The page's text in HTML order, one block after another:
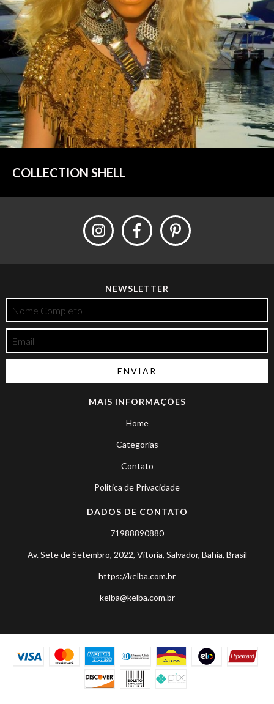
COLLECTION SHELL
NEWSLETTER
MAIS INFORMAÇÕES
Home
Categorias
Contato
Politica de Privacidade
DADOS DE CONTATO
71988890880
Av. Sete de Setembro, 2022, Vitoria, Salvador, Bahia, Brasil
https://kelba.com.br
kelba@kelba.com.br